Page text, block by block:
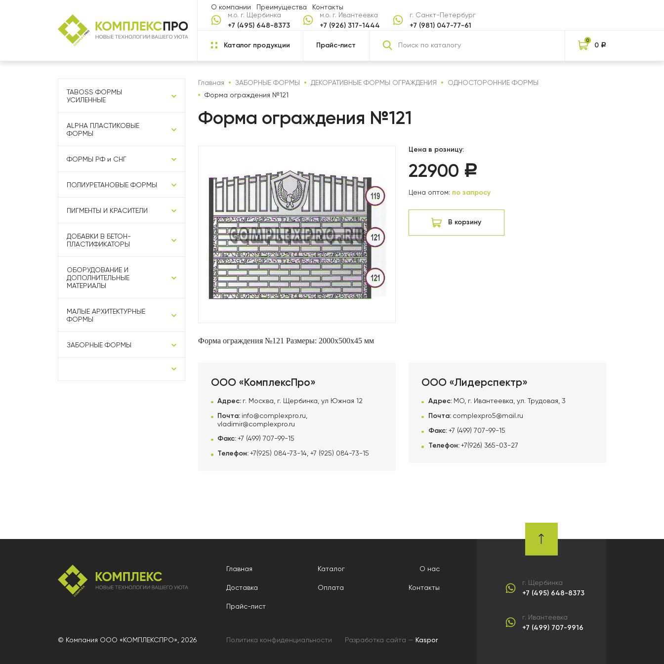
О компании Преимущества
Контакты
м.о. г. Щербинка
+7 (495) 648-8373
м.о. г. Ивантеевка
+7 (926) 317-1444
г. Санкт-Петербург
+7 (981) 047-77-61
Каталог продукции Прайс-лист
0
0 Р
TABOSS ФОРМЫ
УСИЛЕННЫЕ
ALPHA ПЛАСТИКОВЫЕ
ФОРМЫ
ФОРМЫ РФ и СНГ
ПОЛИУРЕТАНОВЫЕ ФОРМЫ
ПИГМЕНТЫ И КРАСИТЕЛИ
ДОБАВКИ В БЕТОН-
ПЛАСТИФИКАТОРЫ
ОБОРУДОВАНИЕ И
ДОПОЛНИТЕЛЬНЫЕ
МАТЕРИАЛЫ
МАЛЫЕ АРХИТЕКТУРНЫЕ
ФОРМЫ
ЗАБОРНЫЕ ФОРМЫ
Главная ЗАБОРНЫЕ ФОРМЫ ДЕКОРАТИВНЫЕ ФОРМЫ ОГРАЖДЕНИЯ
ОДНОСТОРОННИЕ ФОРМЫ
Форма ограждения №121
Форма ограждения №121
Цена в розницу:
22900 Р
Цена оптом: по запросу
В корзину
Форма ограждения №121Размеры: 2000х500х45 мм
ООО «КомплексПро»
Адрес: г. Москва, г. Щербинка, ул Южная 12
Почта: info@complexpro.ru
vladimir@complexpro.ru
Факс: +7 (499) 707-99-15
Телефон: +7(925) 084-73-14,+7 (925) 084-73-15
ООО «Лидерспектр»
Адрес: МО, г. Ивантеевка, ул. Трудовая, 3
Почта: complexpro5@mail.ru
Факс: +7 (499) 707-99-15
Телефон: +7(926) 365-03-27
Главная Каталог О нас
Доставка Оплата Контакты
Прайс-лист
© Компания ООО «КОМПЛЕКСПРО», 2026 Политика конфиденциальности Разработка сайта — Kaspor
г. Щербинка
+7 (495) 648-8373
г. Ивантеевка
+7 (499) 707-9916